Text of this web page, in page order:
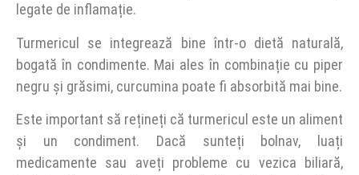
legate de inflamație.
Turmericul se integrează bine într-o dietă naturală,
bogată în condimente. Mai ales în combinație cu piper
negru și grăsimi, curcumina poate fi absorbită mai bine.
Este important să rețineți că turmericul este un aliment
și un condiment. Dacă sunteți bolnav, luați
medicamente sau aveți probleme cu vezica biliară,